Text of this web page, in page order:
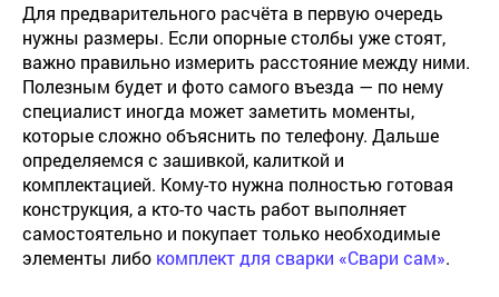
Для предварительного расчёта в первую очередь
нужны размеры. Если опорные столбы уже стоят,
важно правильно измерить расстояние между ними.
Полезным будет и фото самого въезда — по нему
специалист иногда может заметить моменты,
которые сложно объяснить по телефону. Дальше
определяемся с зашивкой, калиткой и
комплектацией. Кому-то нужна полностью готовая
конструкция, а кто-то часть работ выполняет
самостоятельно и покупает только необходимые
элементы либо комплект для сварки «Свари сам».